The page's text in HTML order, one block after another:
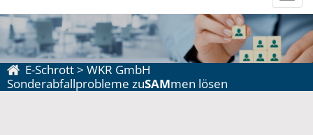
E-Schrott> WKR GmbH
Sonderabfallprobleme zuSAMmen lösen